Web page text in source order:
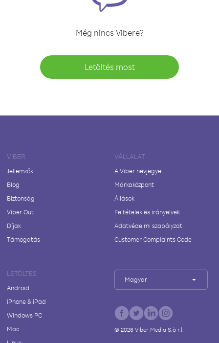
Még nincs Vibere?
Letöltés most
VIBER
Jellemzők
Blog
Biztonság
Viber Out
Díjak
Támogatás
VÁLLALAT
A Viber névjegye
Márkaközpont
Állások
Feltételek és irányelvek
Adatvédelmi szabályzat
Customer Complaints Code
LETÖLTÉS
Android
iPhone & iPad
Windows PC
Mac
Magyar
© 2026Viber Media S.à r.l.